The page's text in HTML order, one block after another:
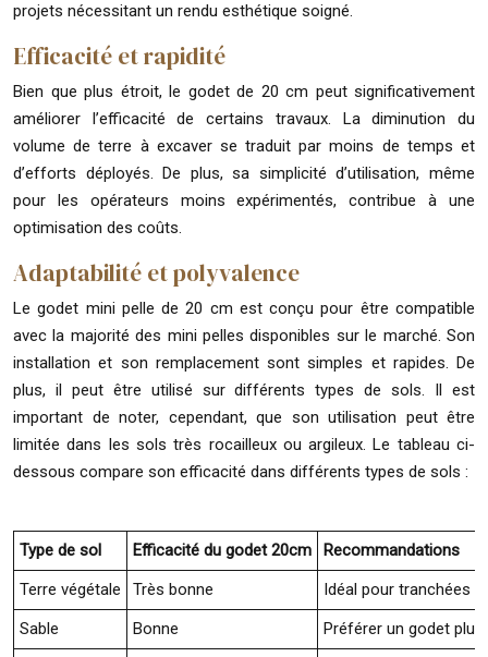
projets nécessitant un rendu esthétique soigné.
Efficacité et rapidité
Bien que plus étroit, le godet de 20 cm peut significativement
améliorer l’efficacité de certains travaux. La diminution du
volume de terre à excaver se traduit par moins de temps et
d’efforts déployés. De plus, sa simplicité d’utilisation, même
pour les opérateurs moins expérimentés, contribue à une
optimisation des coûts.
Adaptabilité et polyvalence
Le godet mini pelle de 20 cm est conçu pour être compatible
avec la majorité des mini pelles disponibles sur le marché. Son
installation et son remplacement sont simples et rapides. De
plus, il peut être utilisé sur différents types de sols. Il est
important de noter, cependant, que son utilisation peut être
limitée dans les sols très rocailleux ou argileux. Le tableau ci-
dessous compare son efficacité dans différents types de sols :
Type de sol Efficacité du godet 20cm
Recommandations
Terre végétale
Très bonne
Idéal pour tranchées
Sable
Bonne
Préférer un godet